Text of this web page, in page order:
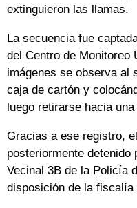
extinguieron las llamas.
La secuencia fue
del Centro de Monitoreo
imágenes se observa al
caja de cartón y
luego retirarse hacia
Gracias a ese registro,
posteriormente
Vecinal 3B de la Policía
disposición de la fiscalía